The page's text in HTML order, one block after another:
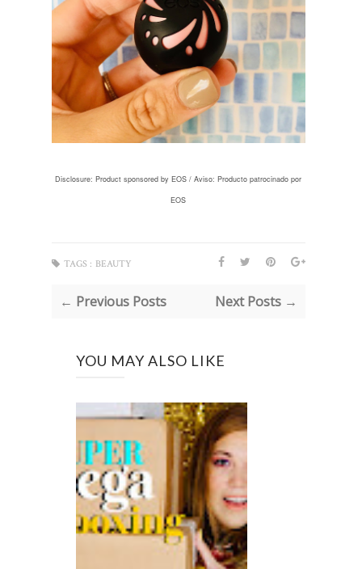
Disclosure: Product sponsored by EOS /Aviso: Producto patrocinado por
EOS
TAGS : BEAUTY
← Previous Posts Next Posts →
YOU MAY ALSO LIKE